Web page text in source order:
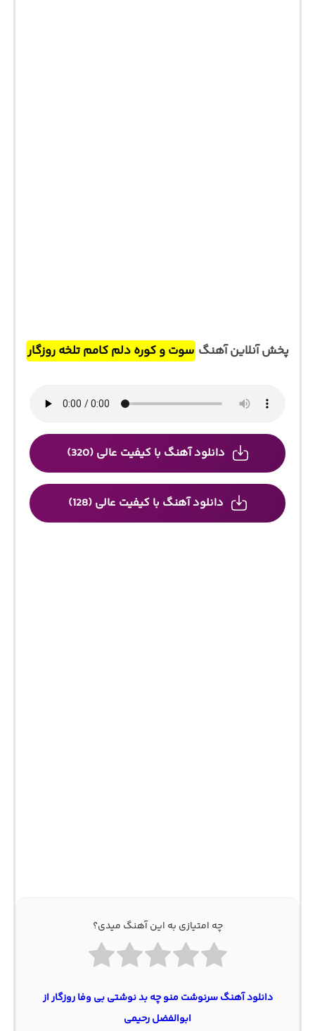
پخش آنلاین آهنگ سوت و کوره دلم کامم تلخه روزگار
دانلود آهنگ با کیفیت عالی (320)
دانلود آهنگ با کیفیت عالی (128)
چه امتیازی به این آهنگ میدی؟
دانلود آهنگ سرنوشت منو چه بد نوشتی بی وفا روزگار از
ابوالفضل رحیمی